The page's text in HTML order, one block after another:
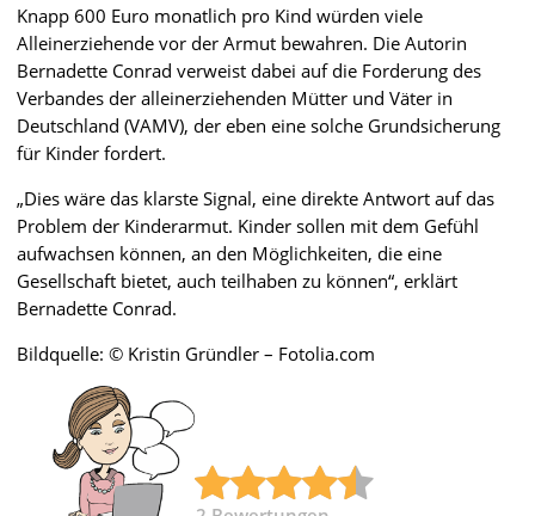
Knapp 600 Euro monatlich pro Kind würden viele
Alleinerziehende vor der Armut bewahren. Die Autorin
Bernadette Conrad verweist dabei auf die Forderung des
Verbandes der alleinerziehenden Mütter und Väter in
Deutschland (VAMV), der eben eine solche Grundsicherung
für Kinder fordert.
„Dies wäre das klarste Signal, eine direkte Antwort auf das
Problem der Kinderarmut. Kinder sollen mit dem Gefühl
aufwachsen können, an den Möglichkeiten, die eine
Gesellschaft bietet, auch teilhaben zu können“, erklärt
Bernadette Conrad.
Bildquelle: © Kristin Gründler – Fotolia.com